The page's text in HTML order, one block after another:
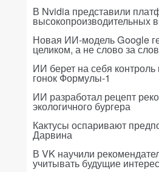
В Nvidia представили
высокопроизводительных
Новая ИИ-модель Google
целиком, а не слово за
ИИ берет на себя контроль
гонок Формулы-1
ИИ разработал рецепт
экологичного бургера
Кактусы оспаривают
Дарвина
В VK научили
учитывать будущие